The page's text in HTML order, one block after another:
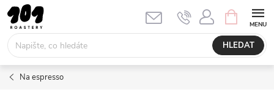
Přejít
obsah
HLEDAT
NÁKUPNÍ
KOŠÍK
Na espresso